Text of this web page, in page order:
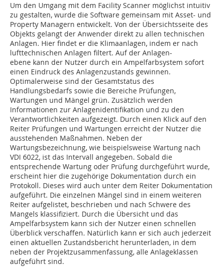
Um den Umgang mit dem Facility Scanner möglichst intuitiv
zu gestalten, wurde die Software gemeinsam mit Asset- und
Property Managern entwickelt. Von der Übersichtsseite des
Objekts gelangt der Anwender direkt zu allen technischen
Anlagen. Hier findet er die Klimaanlagen, indem er nach
lufttechnischen Anlagen filtert. Auf der Anlagen-
ebene kann der Nutzer durch ein Ampelfarbsystem sofort
einen Eindruck des Anlagenzustands gewinnen.
Optimalerweise sind der Gesamtstatus des
Handlungsbedarfs sowie die Bereiche Prüfungen,
Wartungen und Mängel grün. Zusätzlich werden
Informationen zur Anlagenidentifikation und zu den
Verantwortlichkeiten aufgezeigt. Durch einen Klick auf den
Reiter Prüfungen und Wartungen erreicht der Nutzer die
ausstehenden Maßnahmen. Neben der
Wartungsbezeichnung, wie beispiels­weise Wartung nach
VDI 6022, ist das Intervall angegeben. Sobald die
entsprechende Wartung oder Prüfung durchgeführt wurde,
erscheint hier die zugehörige Dokumentation durch ein
Protokoll. Dieses wird auch unter dem Reiter ­Dokumentation
aufgeführt. Die einzelnen Mängel sind in einem weiteren
Reiter aufgelistet, beschrieben und nach Schwere des
Mangels klassifiziert. Durch die Übersicht und das
Ampelfarbsystem kann sich der Nutzer einen schnellen
Überblick verschaffen. Natürlich kann er sich auch jederzeit
einen aktuellen Zustandsbericht herunterladen, in dem
neben der Projektzusammenfassung, alle Anlageklassen
aufgeführt sind.